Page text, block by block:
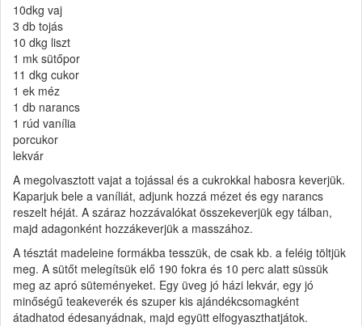
10dkg vaj
3 db tojás
10 dkg liszt
1 mk sütőpor
11 dkg cukor
1 ek méz
1 db narancs
1 rúd vanília
porcukor
lekvár
A megolvasztott vajat a tojással és a cukrokkal habosra keverjük.
Kaparjuk bele a vaníliát, adjunk hozzá mézet és egy narancs
reszelt héját. A száraz hozzávalókat összekeverjük egy tálban,
majd adagonként hozzákeverjük a masszához.
A tésztát madeleine formákba tesszük, de csak kb. a feléig töltjük
meg. A sütőt melegítsük elő 190 fokra és 10 perc alatt süssük
meg az apró süteményeket. Egy üveg jó házi lekvár, egy jó
minőségű teakeverék és szuper kis ajándékcsomagként
átadhatod édesanyádnak, majd együtt elfogyaszthatjátok.